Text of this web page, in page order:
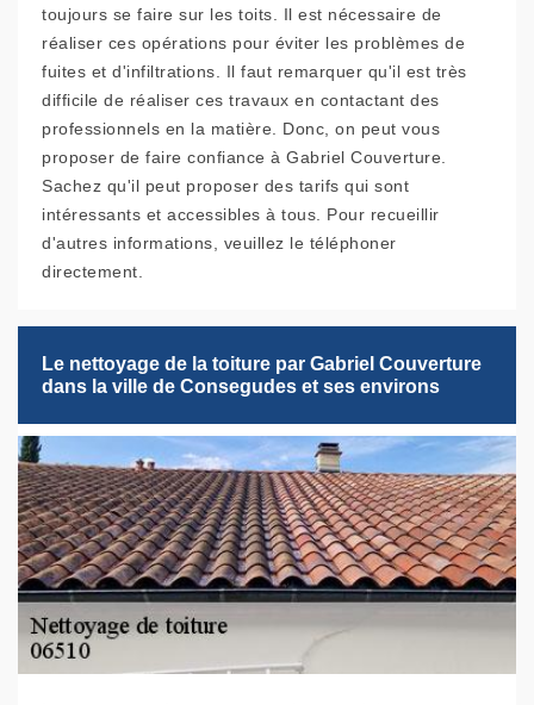
toujours se faire sur les toits. Il est nécessaire de
réaliser ces opérations pour éviter les problèmes de
fuites et d'infiltrations. Il faut remarquer qu'il est très
difficile de réaliser ces travaux en contactant des
professionnels en la matière. Donc, on peut vous
proposer de faire confiance à Gabriel Couverture.
Sachez qu'il peut proposer des tarifs qui sont
intéressants et accessibles à tous. Pour recueillir
d'autres informations, veuillez le téléphoner
directement.
Le nettoyage de la toiture par Gabriel Couverture
dans la ville de Consegudes et ses environs